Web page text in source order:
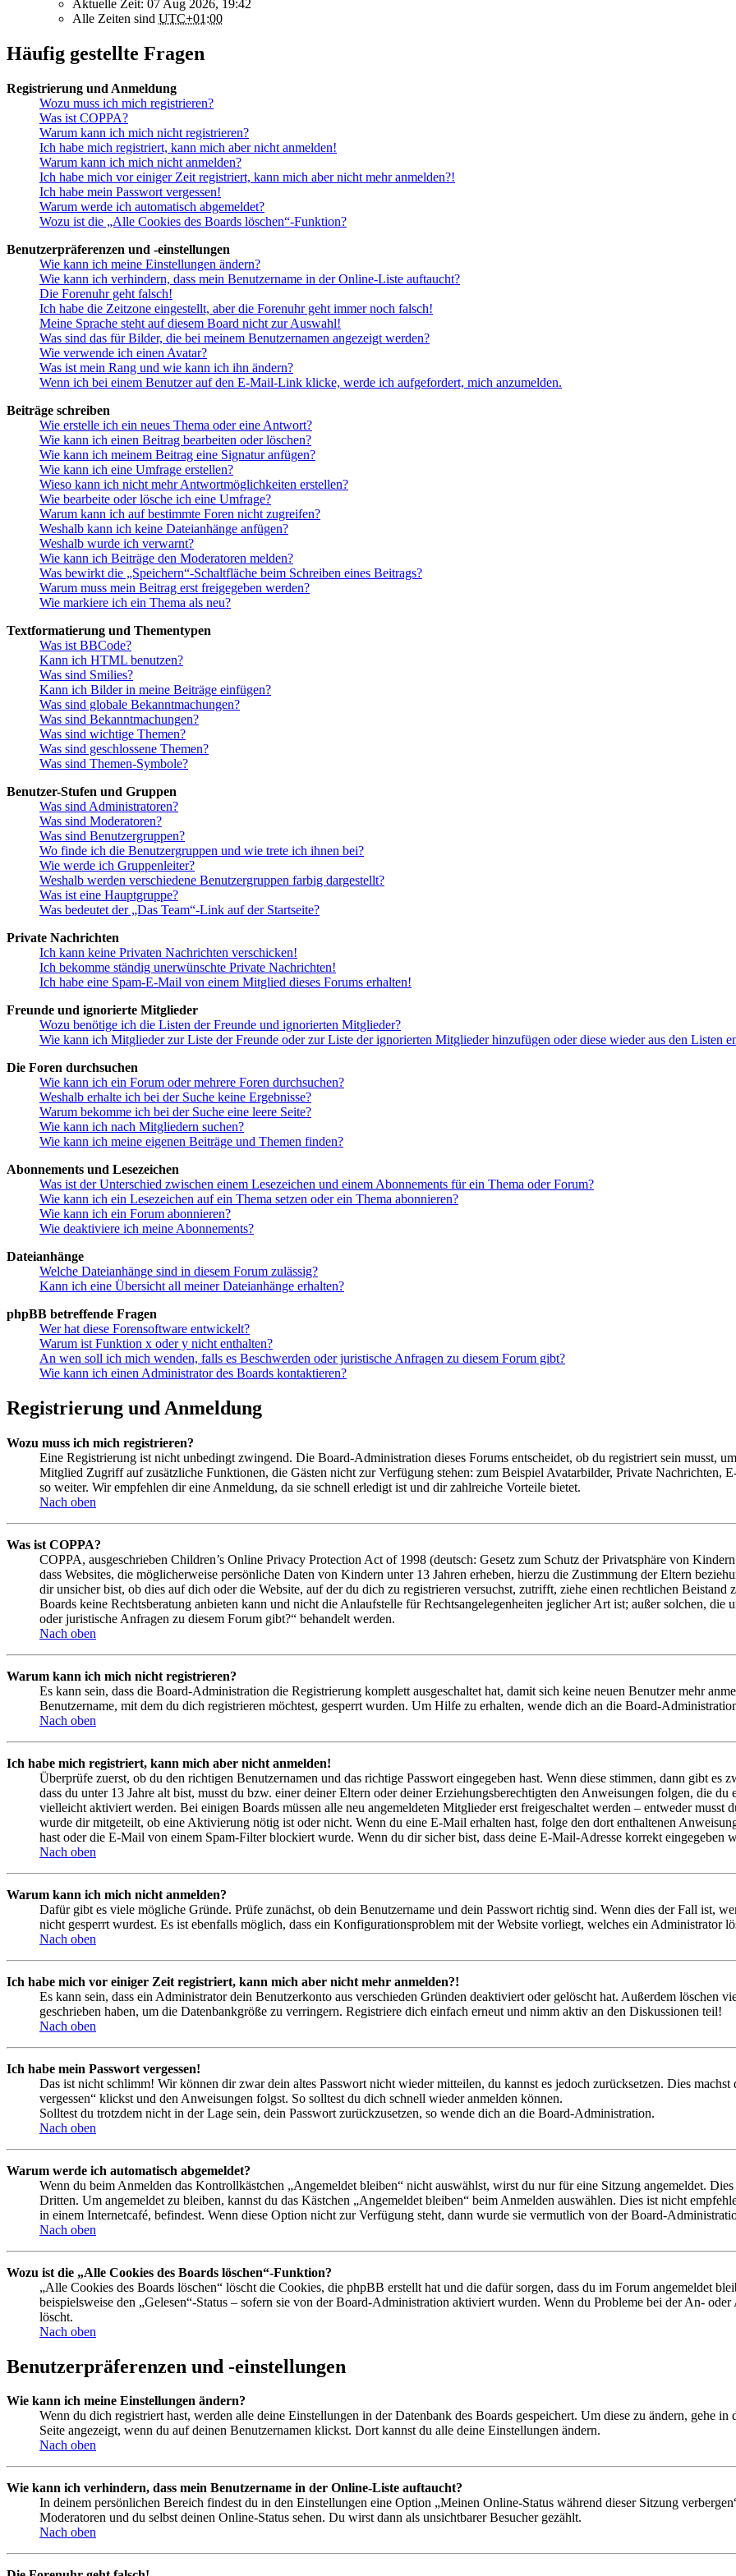
Aktuelle Zeit: 07 Aug 2026, 19:42
Alle Zeiten sind UTC+01:00
Häufig gestellte Fragen
Registrierung und Anmeldung
Wozu muss ich mich registrieren?
Was ist COPPA?
Warum kann ich mich nicht registrieren?
Ich habe mich registriert, kann mich aber nicht anmelden!
Warum kann ich mich nicht anmelden?
Ich habe mich vor einiger Zeit registriert, kann mich aber nicht mehr anmelden?!
Ich habe mein Passwort vergessen!
Warum werde ich automatisch abgemeldet?
Wozu ist die „Alle Cookies des Boards löschen“-Funktion?
Benutzerpräferenzen und -einstellungen
Wie kann ich meine Einstellungen ändern?
Wie kann ich verhindern, dass mein Benutzername in der Online-Liste auftaucht?
Die Forenuhr geht falsch!
Ich habe die Zeitzone eingestellt, aber die Forenuhr geht immer noch falsch!
Meine Sprache steht auf diesem Board nicht zur Auswahl!
Was sind das für Bilder, die bei meinem Benutzernamen angezeigt werden?
Wie verwende ich einen Avatar?
Was ist mein Rang und wie kann ich ihn ändern?
Wenn ich bei einem Benutzer auf den E-Mail-Link klicke, werde ich aufgefordert, mich anzumelden.
Beiträge schreiben
Wie erstelle ich ein neues Thema oder eine Antwort?
Wie kann ich einen Beitrag bearbeiten oder löschen?
Wie kann ich meinem Beitrag eine Signatur anfügen?
Wie kann ich eine Umfrage erstellen?
Wieso kann ich nicht mehr Antwortmöglichkeiten erstellen?
Wie bearbeite oder lösche ich eine Umfrage?
Warum kann ich auf bestimmte Foren nicht zugreifen?
Weshalb kann ich keine Dateianhänge anfügen?
Weshalb wurde ich verwarnt?
Wie kann ich Beiträge den Moderatoren melden?
Was bewirkt die „Speichern“-Schaltfläche beim Schreiben eines Beitrags?
Warum muss mein Beitrag erst freigegeben werden?
Wie markiere ich ein Thema als neu?
Textformatierung und Thementypen
Was ist BBCode?
Kann ich HTML benutzen?
Was sind Smilies?
Kann ich Bilder in meine Beiträge einfügen?
Was sind globale Bekanntmachungen?
Was sind Bekanntmachungen?
Was sind wichtige Themen?
Was sind geschlossene Themen?
Was sind Themen-Symbole?
Benutzer-Stufen und Gruppen
Was sind Administratoren?
Was sind Moderatoren?
Was sind Benutzergruppen?
Wo finde ich die Benutzergruppen und wie trete ich ihnen bei?
Wie werde ich Gruppenleiter?
Weshalb werden verschiedene Benutzergruppen farbig dargestellt?
Was ist eine Hauptgruppe?
Was bedeutet der „Das Team“-Link auf der Startseite?
Private Nachrichten
Ich kann keine Privaten Nachrichten verschicken!
Ich bekomme ständig unerwünschte Private Nachrichten!
Ich habe eine Spam-E-Mail von einem Mitglied dieses Forums erhalten!
Freunde und ignorierte Mitglieder
Wozu benötige ich die Listen der Freunde und ignorierten Mitglieder?
Wie kann ich Mitglieder zur Liste der Freunde oder zur Liste der ignorierten Mitglieder hinzufügen oder diese wieder aus den Listen
Die Foren durchsuchen
Wie kann ich ein Forum oder mehrere Foren durchsuchen?
Weshalb erhalte ich bei der Suche keine Ergebnisse?
Warum bekomme ich bei der Suche eine leere Seite?
Wie kann ich nach Mitgliedern suchen?
Wie kann ich meine eigenen Beiträge und Themen finden?
Abonnements und Lesezeichen
Was ist der Unterschied zwischen einem Lesezeichen und einem Abonnements für ein Thema oder Forum?
Wie kann ich ein Lesezeichen auf ein Thema setzen oder ein Thema abonnieren?
Wie kann ich ein Forum abonnieren?
Wie deaktiviere ich meine Abonnements?
Dateianhänge
Welche Dateianhänge sind in diesem Forum zulässig?
Kann ich eine Übersicht all meiner Dateianhänge erhalten?
phpBB betreffende Fragen
Wer hat diese Forensoftware entwickelt?
Warum ist Funktion x oder y nicht enthalten?
An wen soll ich mich wenden, falls es Beschwerden oder juristische Anfragen zu diesem Forum gibt?
Wie kann ich einen Administrator des Boards kontaktieren?
Registrierung und Anmeldung
Wozu muss ich mich registrieren?
Eine Registrierung ist nicht unbedingt zwingend. Die Board-Administration dieses Forums entscheidet, ob du registriert sein musst,
Mitglied Zugriff auf zusätzliche Funktionen, die Gästen nicht zur Verfügung stehen: zum Beispiel Avatarbilder, Private Nachrichten,
so weiter. Wir empfehlen dir eine Anmeldung, da sie schnell erledigt ist und dir zahlreiche Vorteile bietet.
Nach oben
Was ist COPPA?
COPPA, ausgeschrieben Children’s Online Privacy Protection Act of 1998 (deutsch: Gesetz zum Schutz der Privatsphäre von
dass Websites, die möglicherweise persönliche Daten von Kindern unter 13 Jahren erheben, hierzu die Zustimmung der Eltern
dir unsicher bist, ob dies auf dich oder die Website, auf der du dich zu registrieren versuchst, zutrifft, ziehe einen rechtlichen
Boards keine Rechtsberatung anbieten kann und nicht die Anlaufstelle für Rechtsangelegenheiten jeglicher Art ist; außer solchen,
oder juristische Anfragen zu diesem Forum gibt?“ behandelt werden.
Nach oben
Warum kann ich mich nicht registrieren?
Es kann sein, dass die Board-Administration die Registrierung komplett ausgeschaltet hat, damit sich keine neuen Benutzer mehr
Benutzername, mit dem du dich registrieren möchtest, gesperrt wurden. Um Hilfe zu erhalten, wende dich an die Board-
Nach oben
Ich habe mich registriert, kann mich aber nicht anmelden!
Überprüfe zuerst, ob du den richtigen Benutzernamen und das richtige Passwort eingegeben hast. Wenn diese stimmen, dann gibt es
dass du unter 13 Jahre alt bist, musst du bzw. einer deiner Eltern oder deiner Erziehungsberechtigten den Anweisungen folgen, die
vielleicht aktiviert werden. Bei einigen Boards müssen alle neu angemeldeten Mitglieder erst freigeschaltet werden – entweder musst
wurde dir mitgeteilt, ob eine Aktivierung nötig ist oder nicht. Wenn du eine E-Mail erhalten hast, folge den dort enthaltenen
hast oder die E-Mail von einem Spam-Filter blockiert wurde. Wenn du dir sicher bist, dass deine E-Mail-Adresse korrekt eingegeben
Nach oben
Warum kann ich mich nicht anmelden?
Dafür gibt es viele mögliche Gründe. Prüfe zunächst, ob dein Benutzername und dein Passwort richtig sind. Wenn dies der Fall ist,
nicht gesperrt wurdest. Es ist ebenfalls möglich, dass ein Konfigurationsproblem mit der Website vorliegt, welches ein Administrator
Nach oben
Ich habe mich vor einiger Zeit registriert, kann mich aber nicht mehr anmelden?!
Es kann sein, dass ein Administrator dein Benutzerkonto aus verschieden Gründen deaktiviert oder gelöscht hat. Außerdem löschen
geschrieben haben, um die Datenbankgröße zu verringern. Registriere dich einfach erneut und nimm aktiv an den Diskussionen teil!
Nach oben
Ich habe mein Passwort vergessen!
Das ist nicht schlimm! Wir können dir zwar dein altes Passwort nicht wieder mitteilen, du kannst es jedoch zurücksetzen. Dies
vergessen“ klickst und den Anweisungen folgst. So solltest du dich schnell wieder anmelden können.
Solltest du trotzdem nicht in der Lage sein, dein Passwort zurückzusetzen, so wende dich an die Board-Administration.
Nach oben
Warum werde ich automatisch abgemeldet?
Wenn du beim Anmelden das Kontrollkästchen „Angemeldet bleiben“ nicht auswählst, wirst du nur für eine Sitzung angemeldet.
Dritten. Um angemeldet zu bleiben, kannst du das Kästchen „Angemeldet bleiben“ beim Anmelden auswählen. Dies ist nicht
in einem Internetcafé, befindest. Wenn diese Option nicht zur Verfügung steht, dann wurde sie vermutlich von der Board-
Nach oben
Wozu ist die „Alle Cookies des Boards löschen“-Funktion?
„Alle Cookies des Boards löschen“ löscht die Cookies, die phpBB erstellt hat und die dafür sorgen, dass du im Forum angemeldet
beispielsweise den „Gelesen“-Status – sofern sie von der Board-Administration aktiviert wurden. Wenn du Probleme bei der An-
löscht.
Nach oben
Benutzerpräferenzen und -einstellungen
Wie kann ich meine Einstellungen ändern?
Wenn du dich registriert hast, werden alle deine Einstellungen in der Datenbank des Boards gespeichert. Um diese zu ändern, gehe
Seite angezeigt, wenn du auf deinen Benutzernamen klickst. Dort kannst du alle deine Einstellungen ändern.
Nach oben
Wie kann ich verhindern, dass mein Benutzername in der Online-Liste auftaucht?
In deinem persönlichen Bereich findest du in den Einstellungen eine Option „Meinen Online-Status während dieser Sitzung
Moderatoren und du selbst deinen Online-Status sehen. Du wirst dann als unsichtbarer Besucher gezählt.
Nach oben